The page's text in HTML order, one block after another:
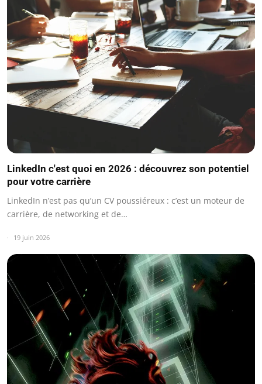
LinkedIn c'est quoi en 2026 : découvrez son potentiel
pour votre carrière
LinkedIn n’est pas qu’un CV poussiéreux : c’est un moteur de
carrière, de networking et de…
19 juin 2026